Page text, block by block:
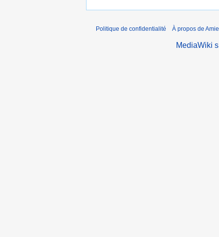
Politique de confidentialité À propos de
MediaWiki